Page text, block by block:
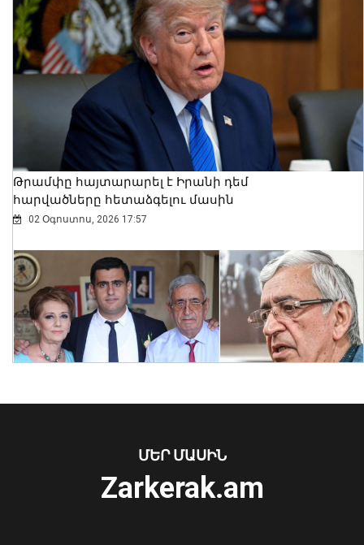
Ալեքսանդրա Քոուլը շարունակում է
բացահայտել Հայաստանը․ Մեծ
Բրիտանիայի դեսպանը հայերեն է
խոսում․ տեսանյութ
06 Օգոստոս, 2026 23:30
Թրամփը հայտարարել է Իրանի դեմ
հարվածները հետաձգելու մասին
02 Օգոստոս, 2026 17:57
«Պարտվեցինք դաժան հիվանդության
ՄԵՐ ՄԱՍԻՆ
Zarkerak.am